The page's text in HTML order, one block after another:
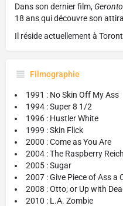
Dans son dernier film,
18 ans qui découvre son
Il réside actuellement à
Filmographie
1991 : No Skin Off My Ass
1994 : Super 8 1/2
1996 : Hustler White
1999 : Skin Flick
2000 : Come as You Are
2004 : The Raspberry Reich
2005 : Sugar
2007 : Give Piece of Ass a
2008 : Otto; or Up with
2010 : L.A. Zombie